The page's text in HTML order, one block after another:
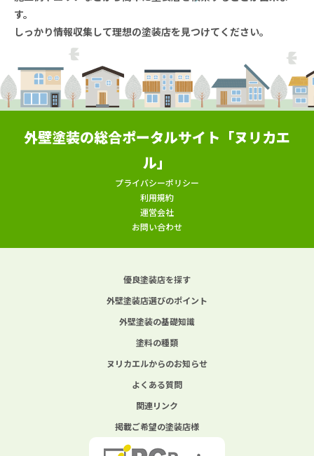
す。
しっかり情報収集して理想の塗装店を見つけてください。
外壁塗装の総合ポータルサイト「ヌリカエ
ル」
プライバシーポリシー
利用規約
運営会社
お問い合わせ
優良塗装店を探す
外壁塗装店選びのポイント
外壁塗装の基礎知識
塗料の種類
ヌリカエルからのお知らせ
よくある質問
関連リンク
掲載ご希望の塗装店様